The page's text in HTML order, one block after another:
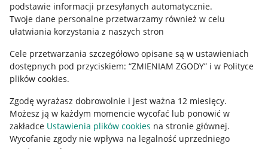
podstawie informacji przesyłanych automatycznie.
Twoje dane personalne przetwarzamy również w celu
ułatwiania korzystania z naszych stron
Cele przetwarzania szczegółowo opisane są w ustawieniach
dostępnych pod przyciskiem: “ZMIENIAM ZGODY” i w Polityce
plików cookies.
Zgodę wyrażasz dobrowolnie i jest ważna 12 miesięcy.
Możesz ją w każdym momencie wycofać lub ponowić w
zakładce Ustawienia plików cookies na stronie głównej.
Wycofanie zgody nie wpływa na legalność uprzedniego
Polityka plików "cookies"
Ustawienia plików "cookies"
Udostępnianie lokalizacji
Informacje dla Aktu o Usługach Cyfrowych
Pobierz aplikację